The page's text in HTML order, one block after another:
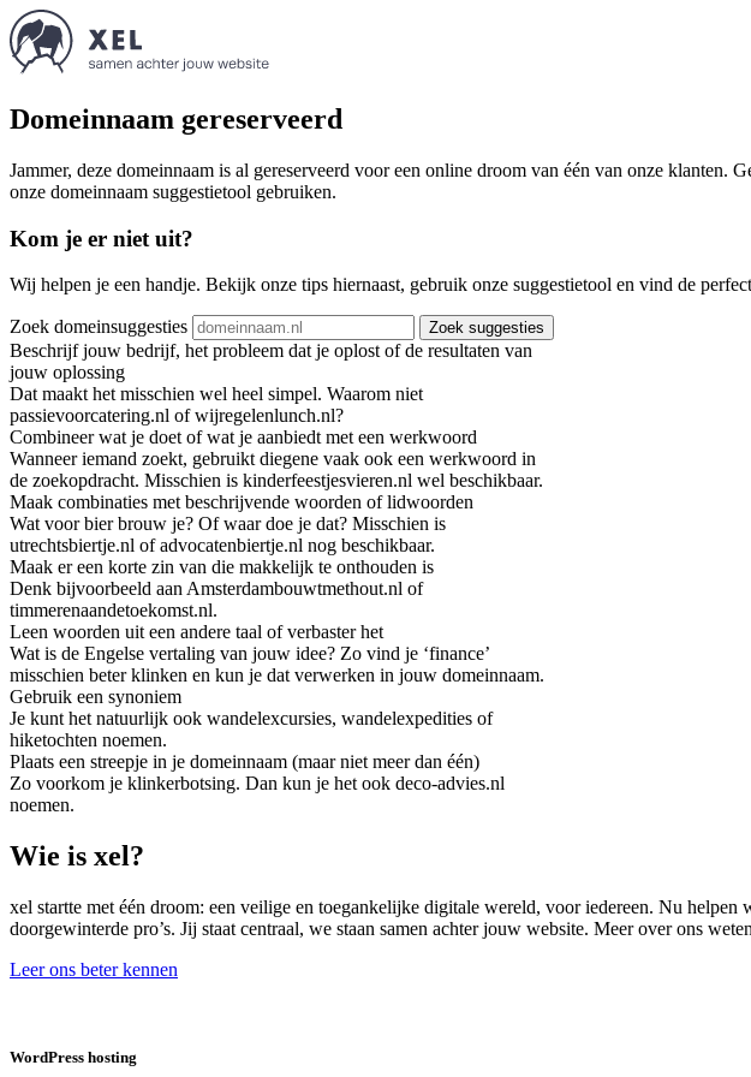
Domeinnaam gereserveerd
Jammer, deze domeinnaam is al gereserveerd voor een online droom van één van onze
onze domeinnaam suggestietool gebruiken.
Kom je er niet uit?
Wij helpen je een handje. Bekijk onze tips hiernaast, gebruik onze suggestietool en vind de
Zoek domeinsuggesties Zoek suggesties
Beschrijf jouw bedrijf, het probleem dat je oplost of de resultaten van
jouw oplossing
Dat maakt het misschien wel heel simpel. Waarom niet
passievoorcatering.nl of wijregelenlunch.nl?
Combineer wat je doet of wat je aanbiedt met een werkwoord
Wanneer iemand zoekt, gebruikt diegene vaak ook een werkwoord in
de zoekopdracht. Misschien is kinderfeestjesvieren.nl wel beschikbaar.
Maak combinaties met beschrijvende woorden of lidwoorden
Wat voor bier brouw je? Of waar doe je dat? Misschien is
utrechtsbiertje.nl of advocatenbiertje.nl nog beschikbaar.
Maak er een korte zin van die makkelijk te onthouden is
Denk bijvoorbeeld aan Amsterdambouwtmethout.nl of
timmerenaandetoekomst.nl.
Leen woorden uit een andere taal of verbaster het
Wat is de Engelse vertaling van jouw idee? Zo vind je ‘finance’
misschien beter klinken en kun je dat verwerken in jouw domeinnaam.
Gebruik een synoniem
Je kunt het natuurlijk ook wandelexcursies, wandelexpedities of
hiketochten noemen.
Plaats een streepje in je domeinnaam (maar niet meer dan één)
Zo voorkom je klinkerbotsing. Dan kun je het ook deco-advies.nl
noemen.
Wie is xel?
xel startte met één droom: een veilige en toegankelijke digitale wereld, voor iedereen. Nu
doorgewinterde pro’s. Jij staat centraal, we staan samen achter jouw website. Meer over ons
Leer ons beter kennen
WordPress hosting